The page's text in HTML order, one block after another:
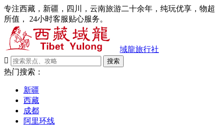
专注西藏，新疆，四川，云南旅游二十余年，纯玩优享，物超
所值， 24小时客服贴心服务。
域龍旅行社

搜索
热门搜索：
新疆
西藏
成都
阿里环线